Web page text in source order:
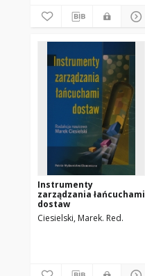
Instrumenty
zarządzania łańcuchami
dostaw
Ciesielski, Marek. Red.